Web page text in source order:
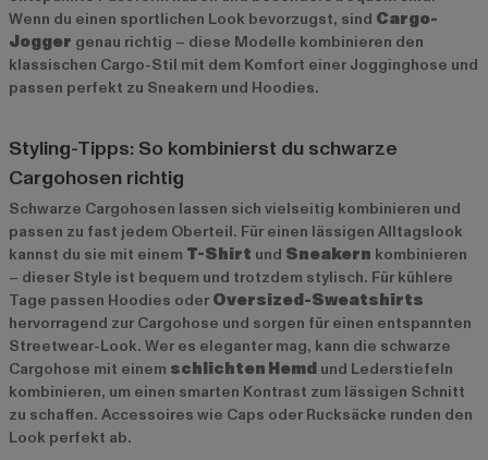
Wenn du einen sportlichen Look bevorzugst, sind Cargo-
Jogger genau richtig – diese Modelle kombinieren den
klassischen Cargo-Stil mit dem Komfort einer Jogginghose und
passen perfekt zu Sneakern und Hoodies.
Styling-Tipps: So kombinierst du schwarze
Cargohosen richtig
Schwarze Cargohosen lassen sich vielseitig kombinieren und
passen zu fast jedem Oberteil. Für einen lässigen Alltagslook
kannst du sie mit einem T-Shirt und Sneakern kombinieren
– dieser Style ist bequem und trotzdem stylisch. Für kühlere
Tage passen Hoodies oder Oversized-Sweatshirts
hervorragend zur Cargohose und sorgen für einen entspannten
Streetwear-Look. Wer es eleganter mag, kann die schwarze
Cargohose mit einem schlichten Hemd und Lederstiefeln
kombinieren, um einen smarten Kontrast zum lässigen Schnitt
zu schaffen. Accessoires wie Caps oder Rucksäcke runden den
Look perfekt ab.